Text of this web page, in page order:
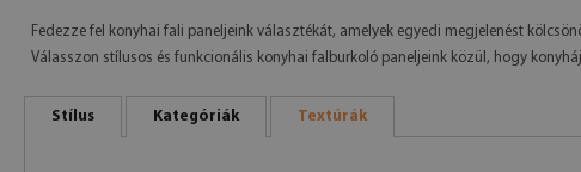
Fedezze fel konyhai fali paneljeink választékát, amelyek egyedi megjelenést
Válasszon stílusos és funkcionális konyhai falburkoló paneljeink közül, hogy
Stílus Kategóriák Textúrák